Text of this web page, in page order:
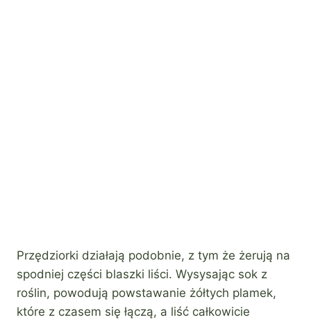
Przędziorki działają podobnie, z tym że żerują na
spodniej części blaszki liści. Wysysając sok z
roślin, powodują powstawanie żółtych plamek,
które z czasem się łączą, a liść całkowicie